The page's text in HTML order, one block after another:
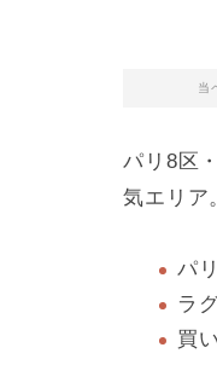
当
パリ8区
気エリア
パ
ラ
買